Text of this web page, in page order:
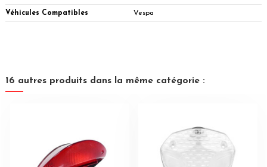
Véhicules Compatibles Vespa
16 autres produits dans la même catégorie :